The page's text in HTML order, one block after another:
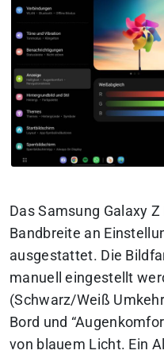
Das Samsung Galaxy
Bandbreite an
ausgestattet. Die
manuell eingestellt
(Schwarz/Weiß
Bord und
von blauem Licht. Ein